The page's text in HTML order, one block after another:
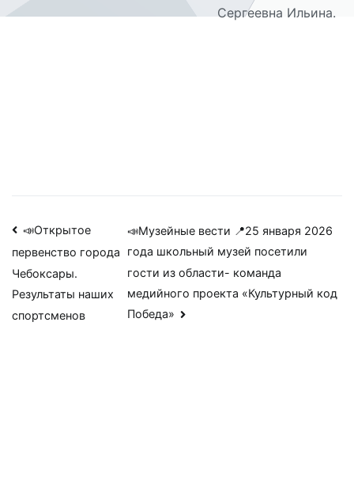
Сергеевна Ильина.
Навигация
по
записям
📣Открытое
первенство города
Чебоксары.
Результаты наших
спортсменов
📣Музейные вести 📍25 января 2026
года школьный музей посетили
гости из области- команда
медийного проекта «Культурный код
Победа»